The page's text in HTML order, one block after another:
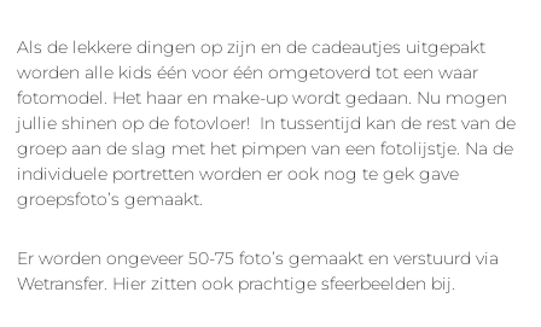
Als de lekkere dingen op zijn en de cadeautjes uitgepakt
worden alle kids één voor één omgetoverd tot een waar
fotomodel. Het haar en make-up wordt gedaan. Nu mogen
jullie shinen op de fotovloer! In tussentijd kan de rest van de
groep aan de slag met het pimpen van een fotolijstje. Na de
individuele portretten worden er ook nog te gek gave
groepsfoto’s gemaakt.
Er worden ongeveer 50-75 foto’s gemaakt en verstuurd via
Wetransfer. Hier zitten ook prachtige sfeerbeelden bij.